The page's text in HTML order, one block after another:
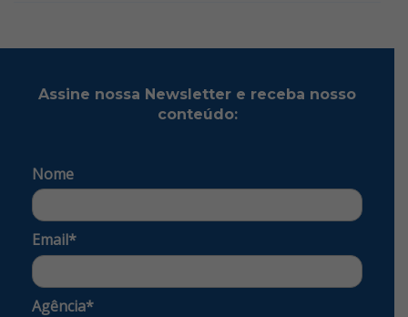
Assine nossa Newsletter e receba nosso
conteúdo:
Nome
Email*
Agência*